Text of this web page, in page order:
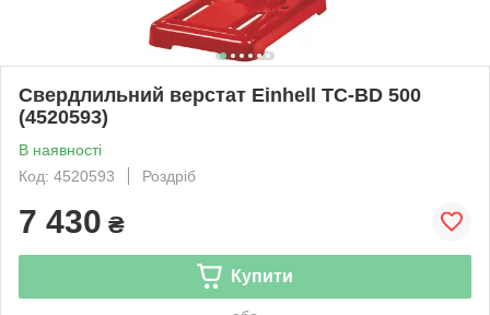
Свердлильний верстат Einhell TC-BD 500
(4520593)
В наявності
Код: 4520593
Роздріб
7 430 ₴
Купити